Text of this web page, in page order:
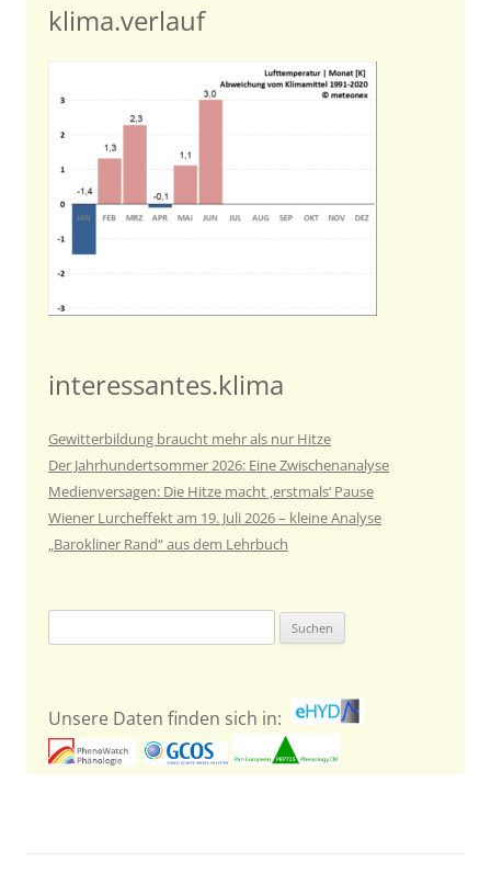
klima.verlauf
interessantes.klima
Gewitterbildung braucht mehr als nur Hitze
Der Jahrhundertsommer 2026: Eine Zwischenanalyse
Medienversagen: Die Hitze macht ‚erstmals‘ Pause
Wiener Lurcheffekt am 19. Juli 2026 – kleine Analyse
„Barokliner Rand“ aus dem Lehrbuch
nach:
Unsere Daten finden sich in: